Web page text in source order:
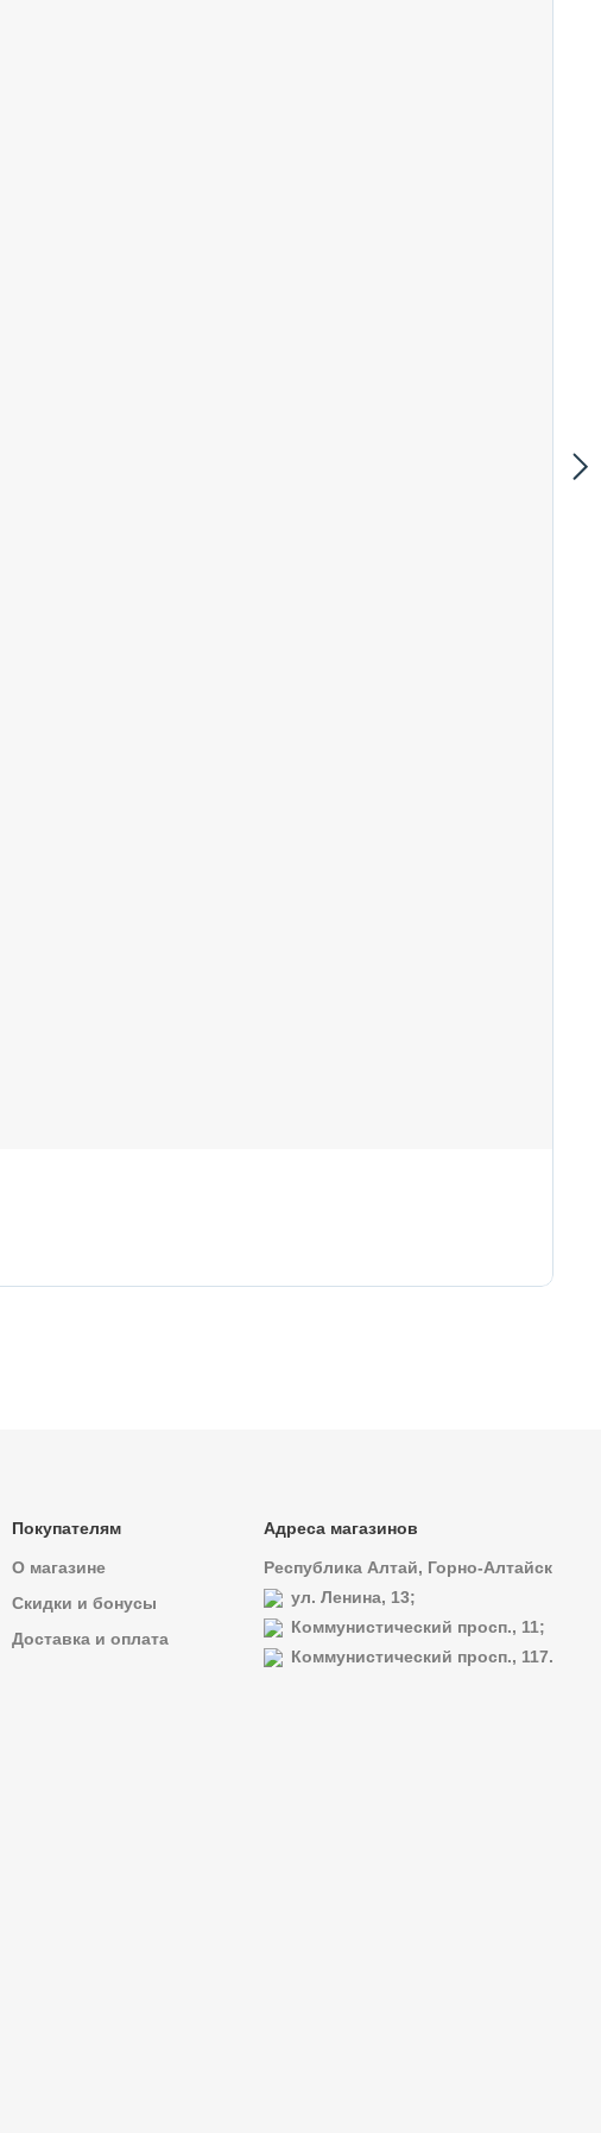
Покупателям
О магазине
Скидки и бонусы
Доставка и оплата
Адреса магазинов
Республика Алтай, Горно-Алтайск
ул. Ленина, 13;
Коммунистический просп., 11;
Коммунистический просп., 117.